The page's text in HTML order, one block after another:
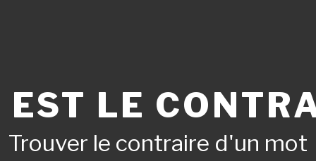
EST LE
Trouver le contraire d'un mot